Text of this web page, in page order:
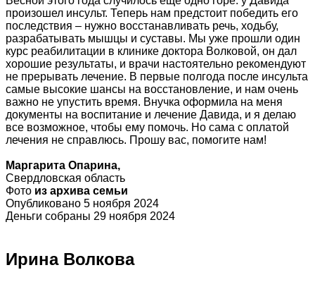
произошел инсульт. Теперь нам предстоит победить его
последствия – нужно восстанавливать речь, ходьбу,
разрабатывать мышцы и суставы. Мы уже прошли один
курс реабилитации в клинике доктора Волковой, он дал
хорошие результаты, и врачи настоятельно рекомендуют
не прерывать лечение. В первые полгода после инсульта
самые высокие шансы на восстановление, и нам очень
важно не упустить время. Внучка оформила на меня
документы на воспитание и лечение Давида, и я делаю
все возможное, чтобы ему помочь. Но сама с оплатой
лечения не справлюсь. Прошу вас, помогите нам!
Маргарита Опарина,
Свердловская область
Фото из архива семьи
Опубликовано 5 ноября 2024
Деньги собраны 29 ноября 2024
Ирина Волкова